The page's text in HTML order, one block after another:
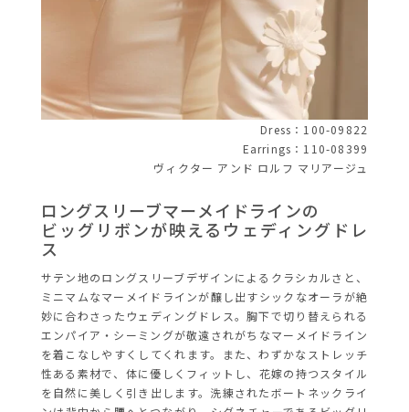
Dress：100-09822
Earrings：110-08399
ヴィクター アンド ロルフ マリアージュ
ロングスリーブマーメイドラインの
ビッグリボンが映えるウェディングドレ
ス
サテン地のロングスリーブデザインによるクラシカルさと、
ミニマムなマーメイドラインが醸し出すシックなオーラが絶
妙に合わさったウェディングドレス。胸下で切り替えられる
エンパイア・シーミングが敬遠されがちなマーメイドライン
を着こなしやすくしてくれます。また、わずかなストレッチ
性ある素材で、体に優しくフィットし、花嫁の持つスタイル
を自然に美しく引き出します。洗練されたボートネックライ